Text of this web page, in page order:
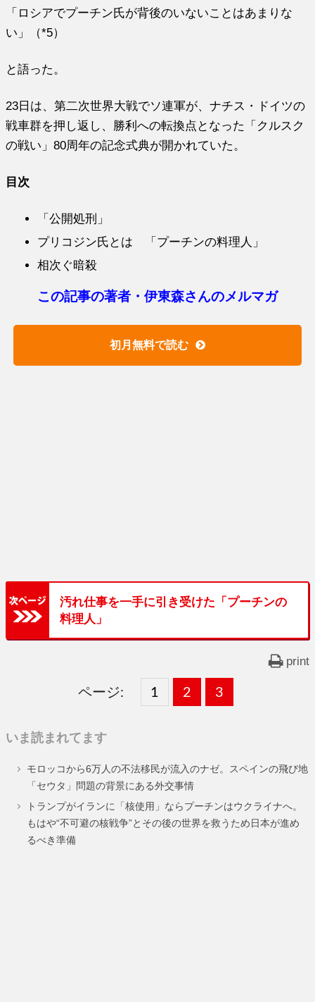
「ロシアでプーチン氏が背後のいないことはあまりな
い」（*5）
と語った。
23日は、第二次世界大戦でソ連軍が、ナチス・ドイツの
戦車群を押し返し、勝利への転換点となった「クルスク
の戦い」80周年の記念式典が開かれていた。
目次
「公開処刑」
プリコジン氏とは 「プーチンの料理人」
相次ぐ暗殺
この記事の著者・伊東森さんのメルマガ
初月無料で読む
汚れ仕事を一手に引き受けた「プーチンの
料理人」
print
ページ:
固
ー
ジ
1 ,
固
ー
ジ
2 ,
固
ー
ジ
3
いま読まれてます
モロッコから6万人の不法移民が流入のナゼ。スペインの飛び地
「セウタ」問題の背景にある外交事情
トランプがイランに「核使用」ならプーチンはウクライナへ。
もはや“不可避の核戦争”とその後の世界を救うため日本が進め
るべき準備